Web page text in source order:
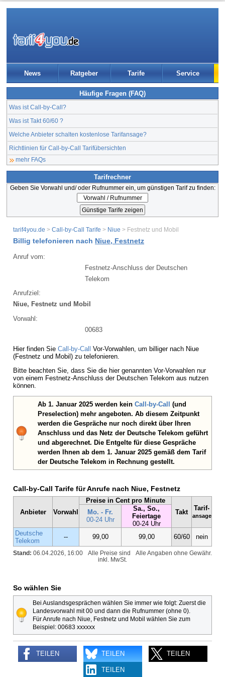
News Ratgeber Tarife Service
Häufige Fragen (FAQ)
Was ist Call-by-Call?
Was ist Takt 60/60 ?
Welche Anbieter schalten kostenlose Tarifansage?
Richtlinien für Call-by-Call Tarifübersichten
mehr FAQs
Tarifrechner
Geben Sie Vorwahl und/ oder Rufnummer ein, um günstigen Tarif zu finden:
tarif4you.de > Call-by-Call Tarife > Niue > Festnetz und Mobil
Billig telefonieren nach Niue, Festnetz
Anruf vom:
Festnetz-Anschluss der Deutschen
Telekom
Anrufziel:
Niue, Festnetz und Mobil
Vorwahl:
00683
Hier finden Sie Call-by-Call Vor-Vorwahlen, um billiger nach Niue
(Festnetz und Mobil) zu telefonieren.
Bitte beachten Sie, dass Sie die hier genannten Vor-Vorwahlen nur
von einem Festnetz-Anschluss der Deutschen Telekom aus nutzen
können.
Ab 1. Januar 2025 werden kein Call-by-Call
(und
Preselection) mehr angeboten. Ab diesem Zeitpunkt
werden die Gespräche nur noch direkt über Ihren
Anschluss und das Netz der Deutsche Telekom geführt
und abgerechnet. Die Entgelte für diese Gespräche
werden Ihnen ab dem 1. Januar 2025 gemäß dem Tarif
der Deutsche Telekom in Rechnung gestellt.
Call-by-Call Tarife für Anrufe nach Niue, Festnetz
Anbieter Vorwahl
Preise in Cent pro Minute
Takt
Tarif-
ansage
Mo. - Fr.
00-24 Uhr
Sa., So.,
Feiertage
00-24 Uhr
Deutsche
Telekom
-- 99,00 99,00 60/60 nein
Stand: 06.04.2026, 16:00 Alle Angaben ohne Gewähr.
Alle Preise sind
inkl. MwSt.
So wählen Sie
Bei Auslandsgesprächen wählen Sie immer wie folgt: Zuerst die
Landesvorwahl mit 00 und dann die Rufnummer (ohne 0).
Für Anrufe nach Niue, Festnetz und Mobil wählen Sie zum
Beispiel: 00683 xxxxxx
TEILEN TEILEN TEILEN
TEILEN